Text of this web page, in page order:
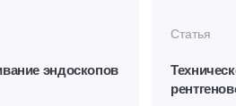
эндоскопов
Статья